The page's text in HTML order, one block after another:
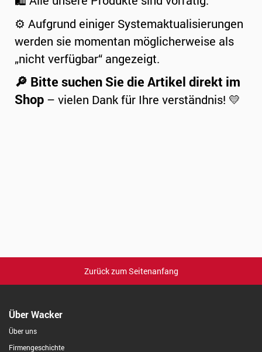
⚙️ Aufgrund einiger Systemaktualisierungen
werden sie momentan möglicherweise als
„nicht verfügbar“ angezeigt.
🔎 Bitte suchen Sie die Artikel direkt im
Shop – vielen Dank für Ihre verständnis! 💛
Zurück zum Seitenanfang
Über Wacker
Über uns
Firmengeschichte